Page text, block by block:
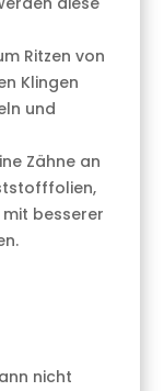
Ritzen von
Klingen
und
Zähne an
besserer
nicht